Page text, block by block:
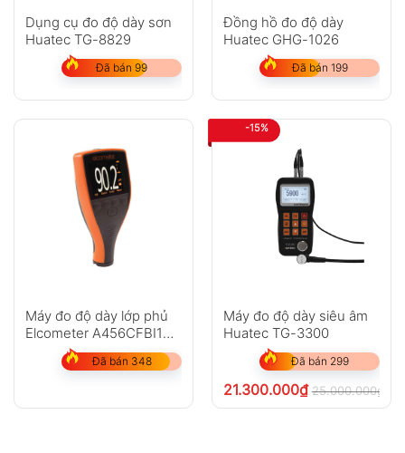
Dụng cụ đo độ dày sơn
Huatec TG-8829
Đã bán 99
Đồng hồ đo độ dày
Huatec GHG-1026
Đã bán 199
Máy đo độ dày lớp phủ
Elcometer A456CFBI1
(0-1500?m)
Đã bán 348
-15%
Máy đo độ dày siêu âm
Huatec TG-3300
Đã bán 299
21.300.000₫ 25.000.000₫